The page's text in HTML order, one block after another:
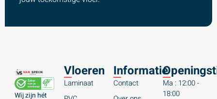
Wij zijn hét
Vloeren
Laminaat
Informatie
Contact
Ma : 12:00 -
18:00